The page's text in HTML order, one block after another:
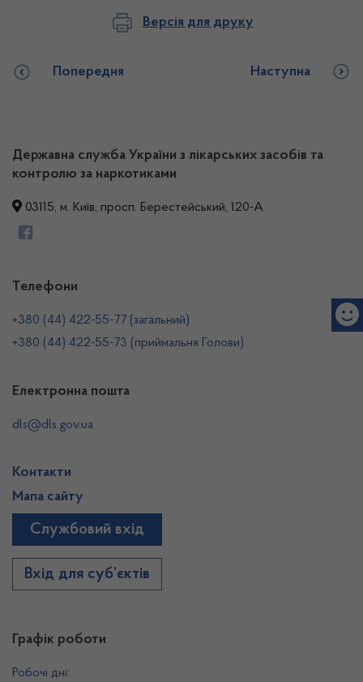
Версія для друку
Попередня Наступна
Державна служба України з лікарських засобів та
контролю за наркотиками
03115, м. Київ, просп. Берестейський, 120-А
Графік роботи
Робочі дні:
Телефони
+380 (44) 422-55-77 (загальний)
+380 (44) 422-55-73 (приймальня Голови)
Електронна пошта
dls@dls.gov.ua
Контакти
Мапа сайту
Службовий вхід
Вхід для суб’єктів